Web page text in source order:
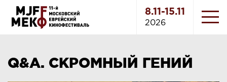
8.11-15.11
2026
Q&A. СКРОМНЫЙ ГЕНИЙ